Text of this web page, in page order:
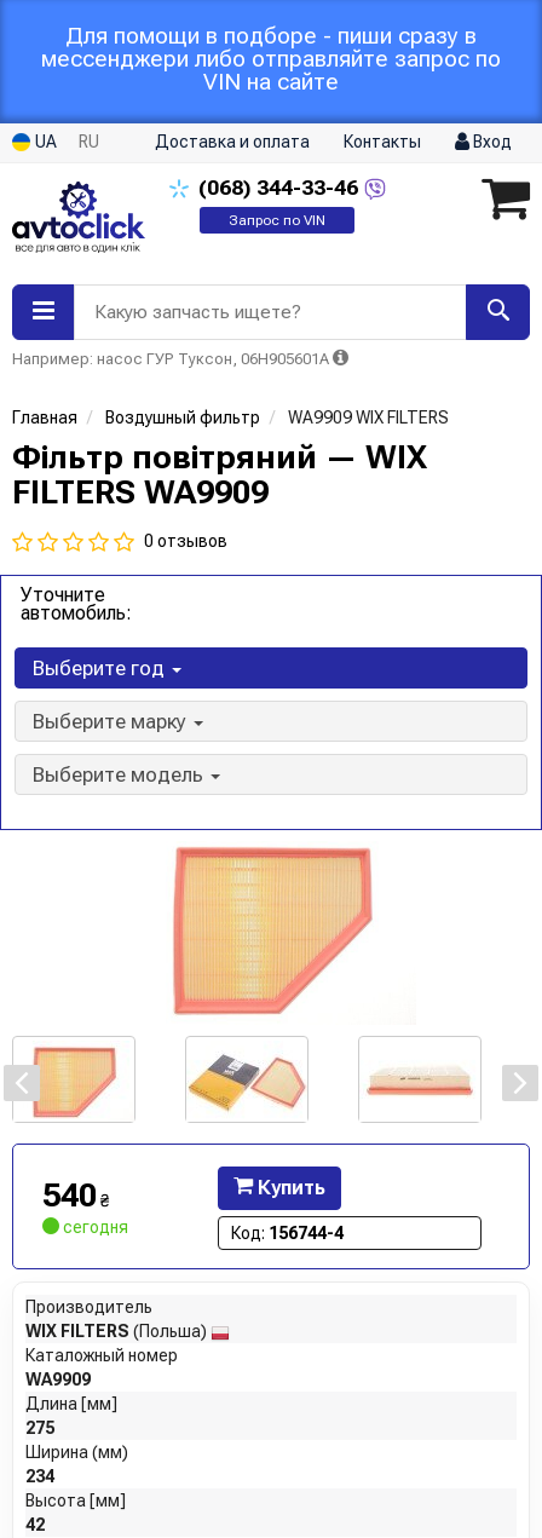
Для помощи в подборе - пиши сразу в
мессенджери либо отправляйте запрос по
VIN на сайте
UA RU Доставка и оплата Контакты Вход
(068) 344-33-46
Запрос по VIN
Какую запчасть ищете?
Например: насос ГУР Туксон, 06H905601A
Главная Воздушный фильтр WA9909 WIX FILTERS
Фільтр повітряний — WIX
FILTERS WA9909
0 отзывов
Уточните
автомобиль:
Выберите год
Выберите марку
Выберите модель
540 ₴
сегодня
Купить
Код: 156744-4
Производитель
WIX FILTERS (Польша)
Каталожный номер
WA9909
Длина [мм]
275
Ширина (мм)
234
Высота [мм]
42